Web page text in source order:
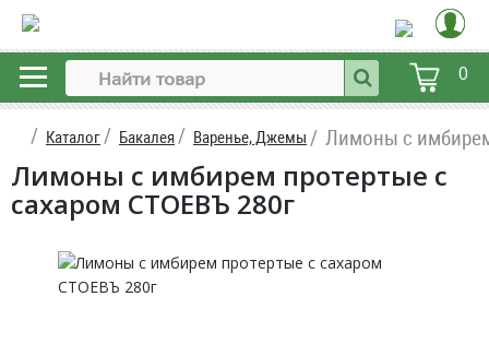
0
Каталог Бакалея Варенье, Джемы Лимоны с
Лимоны с имбирем протертые с
сахаром СТОЕВЪ 280г